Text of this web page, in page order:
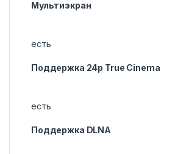
Мультиэкран
есть
Поддержка 24p True Cinema
есть
Поддержка DLNA